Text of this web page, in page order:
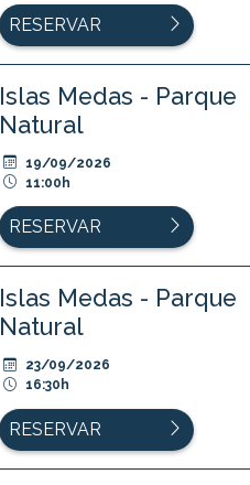
RESERVAR
Islas Medas - Parque
Natural
19/09/2026
11:00h
RESERVAR
Islas Medas - Parque
Natural
23/09/2026
16:30h
RESERVAR